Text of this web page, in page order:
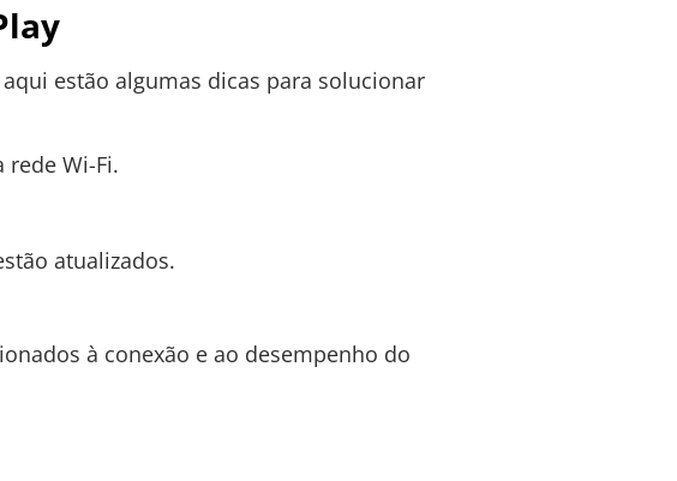
estão algumas dicas para solucionar
rede Wi-Fi.
atualizados.
à conexão e ao desempenho do